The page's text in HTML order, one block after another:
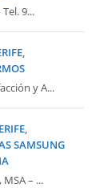
9...
y A...
SAMSUNG
– ...